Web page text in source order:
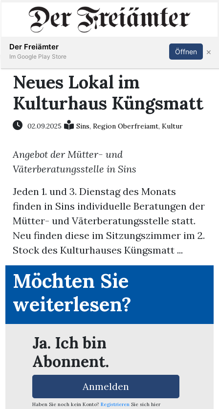
Immobilien
Veranstaltungen
Stellen
Paper
Newsletter
Inserieren Abonnieren Anmelden
Neues Lokal im
Kulturhaus Küngsmatt
02.09.2025 Sins,Region Oberfreiamt,Kultur
Angebot der Mütter- und
Väterberatungsstelle in Sins
Jeden 1. und 3. Dienstag des Monats
finden in Sins individuelle Beratungen der
Mütter- und Väterberatungsstelle statt.
Neu finden diese im Sitzungszimmer im 2.
Stock des Kulturhauses Küngsmatt ...
Möchten Sie
weiterlesen?
Ja. Ich bin
Abonnent.
Anmelden
Haben Sie noch kein Konto? Registrieren Sie sich hier
Der Freiämter
Im Google Play Store
Öffnen ×